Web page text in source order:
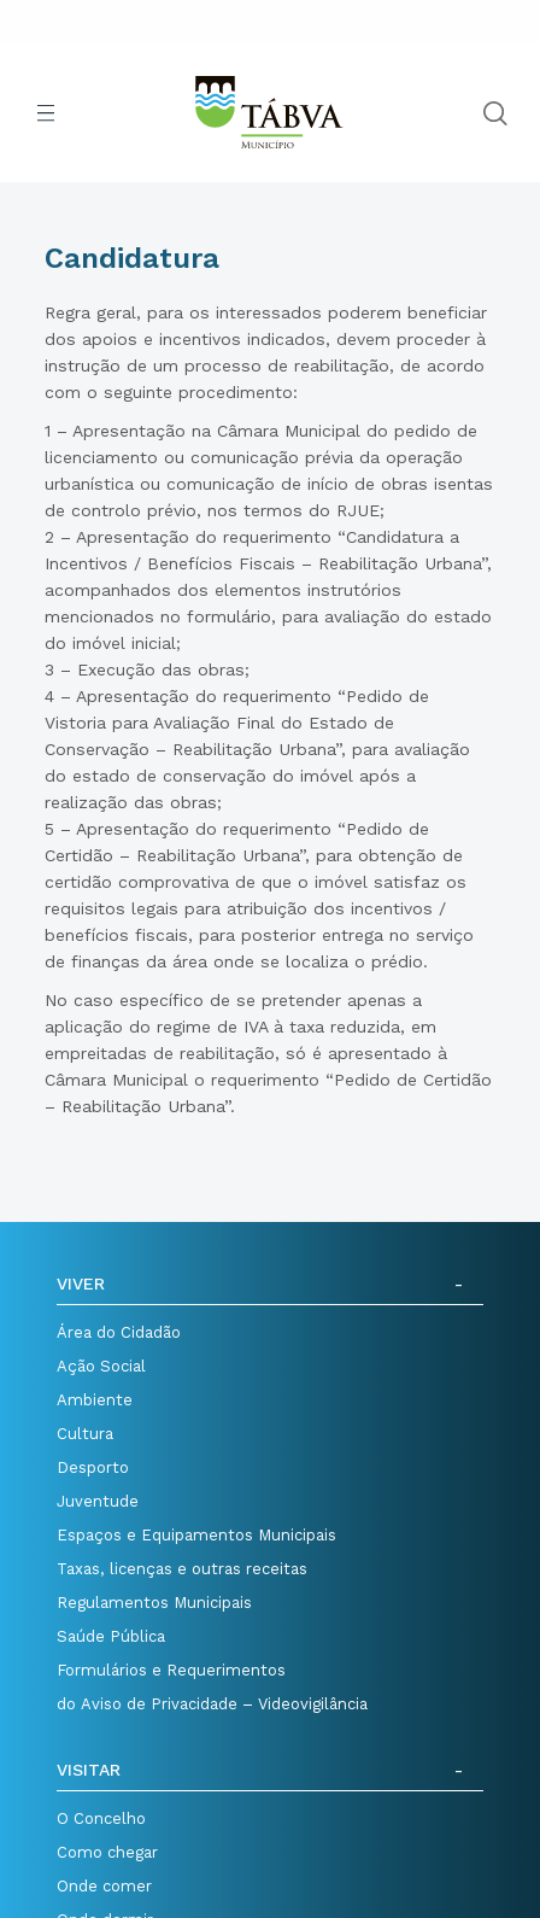
Candidatura
Regra geral, para os interessados poderem beneficiar
dos apoios e incentivos indicados, devem proceder à
instrução de um processo de reabilitação, de acordo
com o seguinte procedimento:
1 – Apresentação na Câmara Municipal do pedido de
licenciamento ou comunicação prévia da operação
urbanística ou comunicação de início de obras isentas
de controlo prévio, nos termos do RJUE;
2 – Apresentação do requerimento “Candidatura a
Incentivos / Benefícios Fiscais – Reabilitação Urbana”,
acompanhados dos elementos instrutórios
mencionados no formulário, para avaliação do estado
do imóvel inicial;
3 – Execução das obras;
4 – Apresentação do requerimento “Pedido de
Vistoria para Avaliação Final do Estado de
Conservação – Reabilitação Urbana”, para avaliação
do estado de conservação do imóvel após a
realização das obras;
5 – Apresentação do requerimento “Pedido de
Certidão – Reabilitação Urbana”, para obtenção de
certidão comprovativa de que o imóvel satisfaz os
requisitos legais para atribuição dos incentivos /
benefícios fiscais, para posterior entrega no serviço
de finanças da área onde se localiza o prédio.
No caso específico de se pretender apenas a
aplicação do regime de IVA à taxa reduzida, em
empreitadas de reabilitação, só é apresentado à
Câmara Municipal o requerimento “Pedido de Certidão
– Reabilitação Urbana”.
VIVER
Área do Cidadão
Ação Social
Ambiente
Cultura
Desporto
Juventude
Espaços e Equipamentos Municipais
Taxas, licenças e outras receitas
Regulamentos Municipais
Saúde Pública
Formulários e Requerimentos
do Aviso de Privacidade – Videovigilância
VISITAR
O Concelho
Como chegar
Onde comer